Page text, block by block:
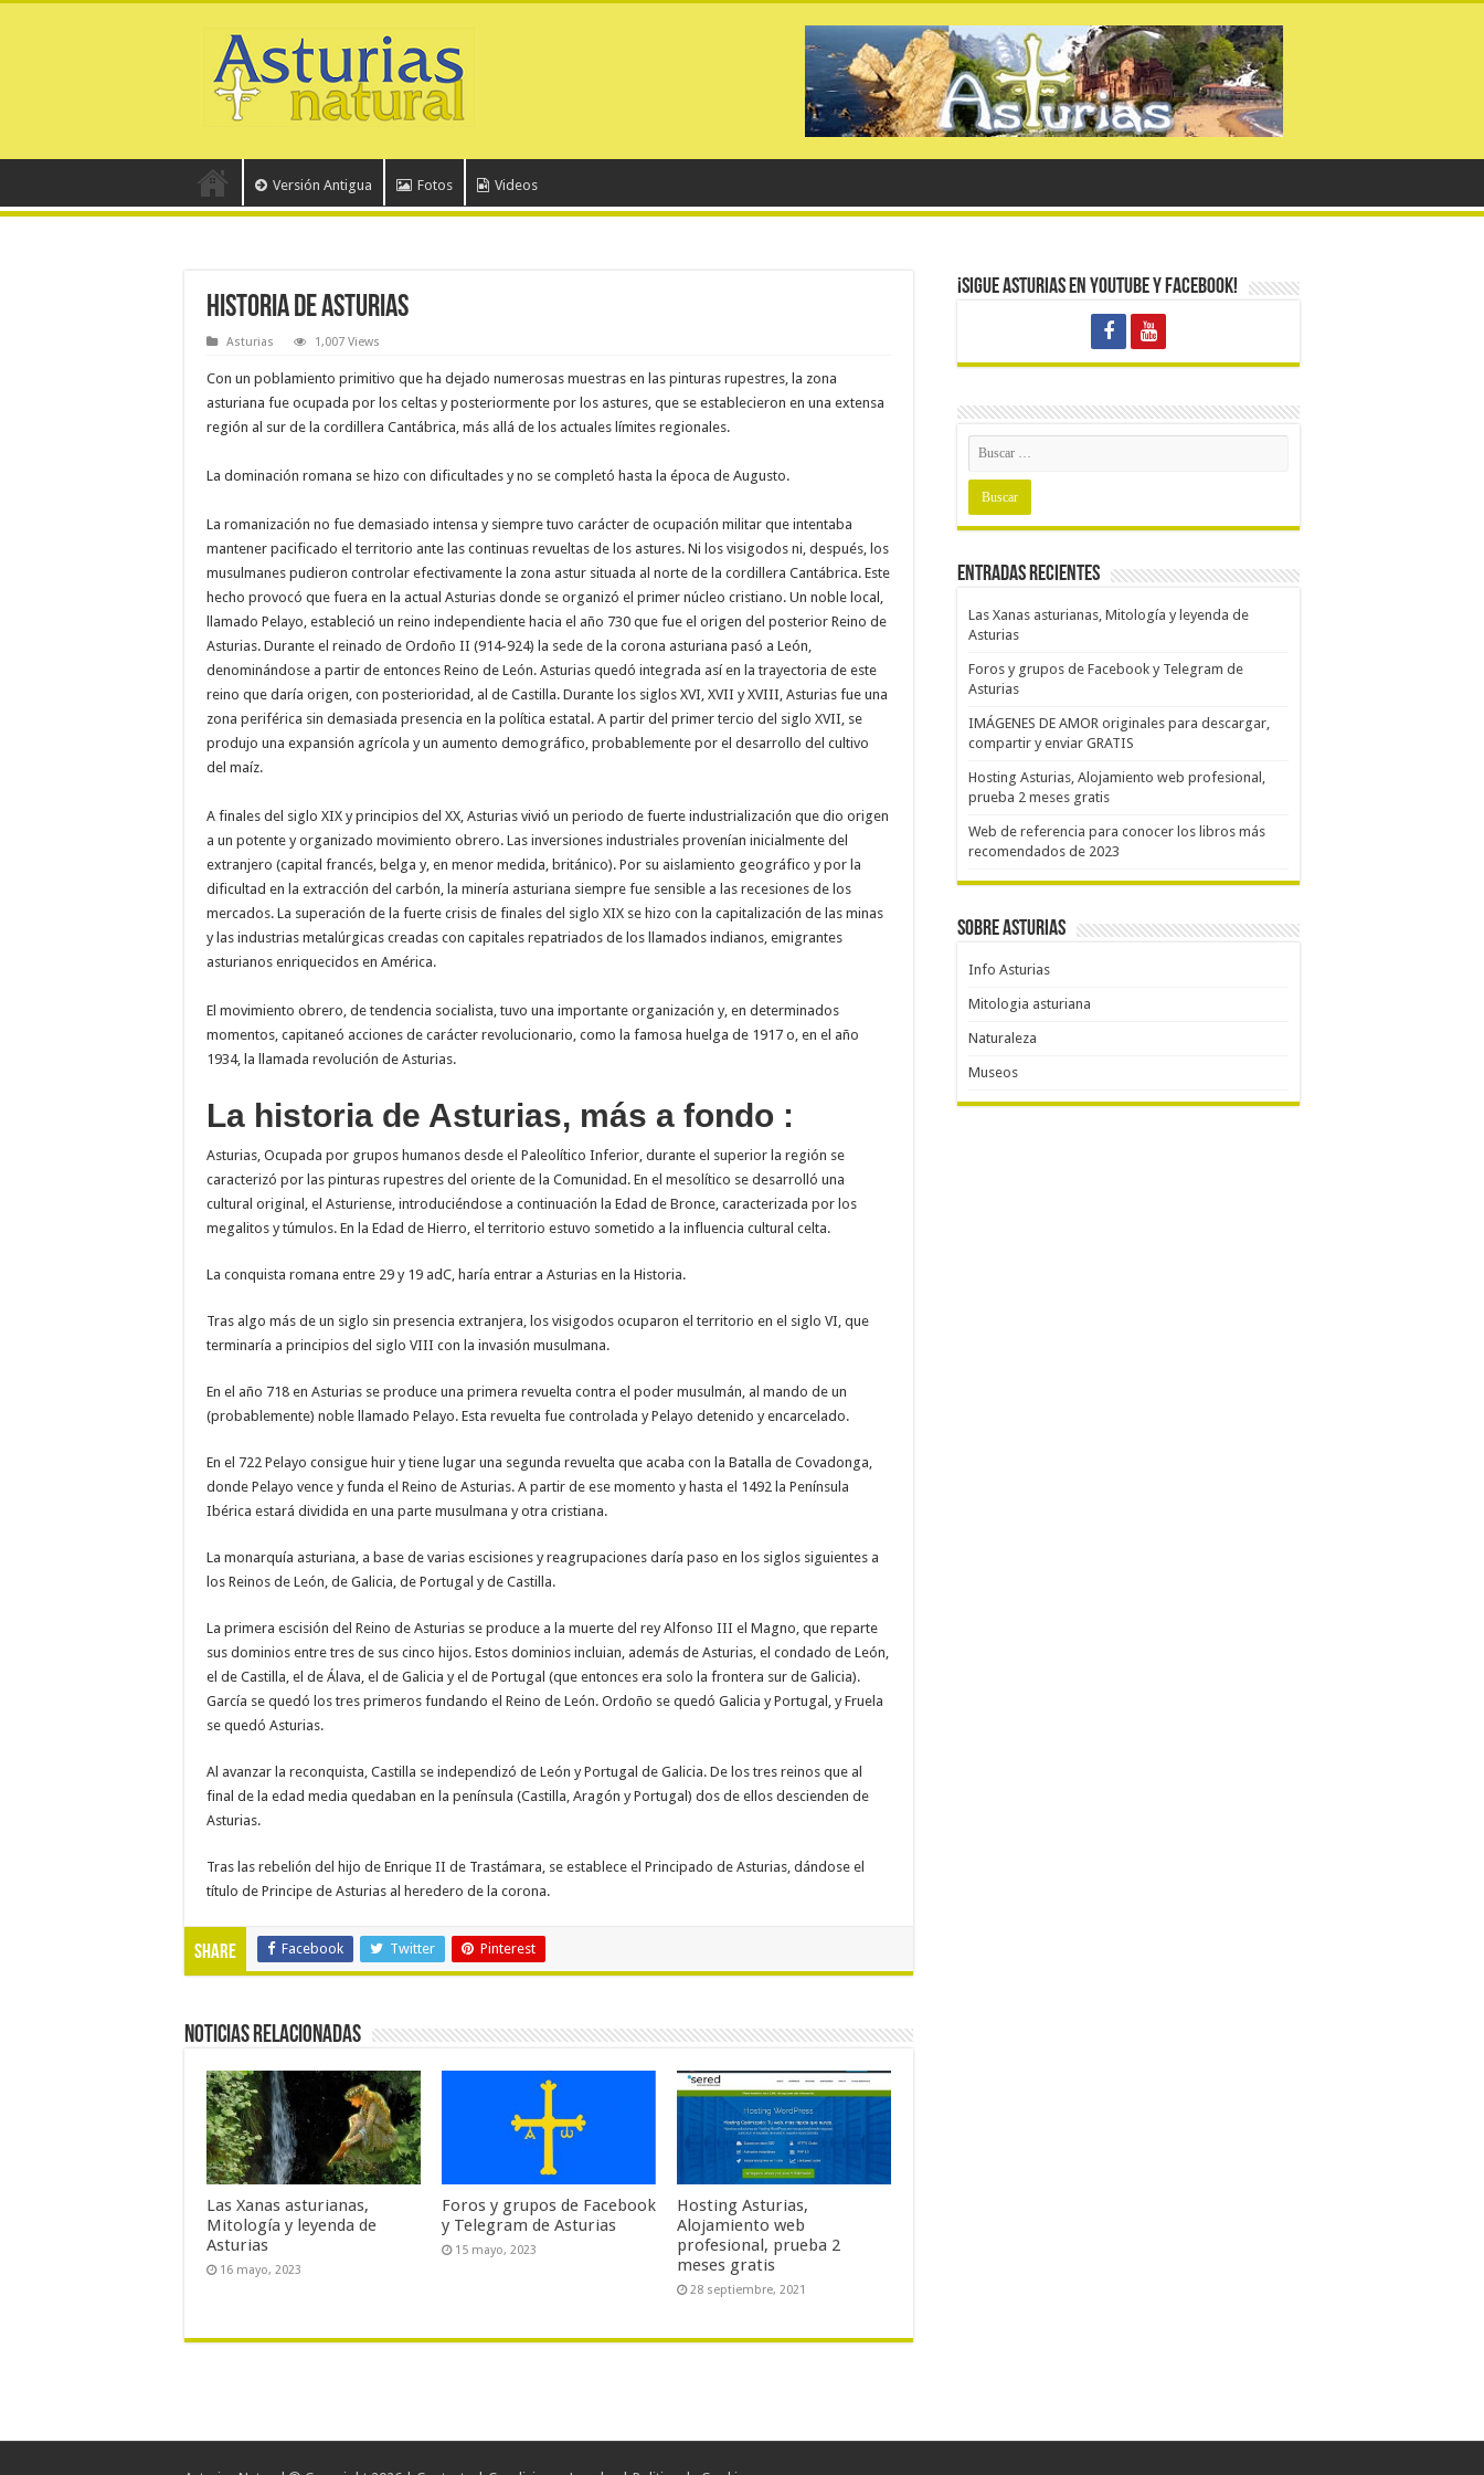
Versión Antigua Fotos Videos
Historia de Asturias
Asturias 1,007 Views
Con un poblamiento primitivo que ha dejado numerosas muestras en las pinturas rupestres, la zona
asturiana fue ocupada por los celtas y posteriormente por los astures, que se establecieron en una extensa
región al sur de la cordillera Cantábrica, más allá de los actuales límites regionales.
La dominación romana se hizo con dificultades y no se completó hasta la época de Augusto.
La romanización no fue demasiado intensa y siempre tuvo carácter de ocupación militar que intentaba
mantener pacificado el territorio ante las continuas revueltas de los astures. Ni los visigodos ni, después, los
musulmanes pudieron controlar efectivamente la zona astur situada al norte de la cordillera Cantábrica. Este
hecho provocó que fuera en la actual Asturias donde se organizó el primer núcleo cristiano. Un noble local,
llamado Pelayo, estableció un reino independiente hacia el año 730 que fue el origen del posterior Reino de
Asturias. Durante el reinado de Ordoño II (914-924) la sede de la corona asturiana pasó a León,
denominándose a partir de entonces Reino de León. Asturias quedó integrada así en la trayectoria de este
reino que daría origen, con posterioridad, al de Castilla. Durante los siglos XVI, XVII y XVIII, Asturias fue una
zona periférica sin demasiada presencia en la política estatal. A partir del primer tercio del siglo XVII, se
produjo una expansión agrícola y un aumento demográfico, probablemente por el desarrollo del cultivo
del maíz.
A finales del siglo XIX y principios del XX, Asturias vivió un periodo de fuerte industrialización que dio origen
a un potente y organizado movimiento obrero. Las inversiones industriales provenían inicialmente del
extranjero (capital francés, belga y, en menor medida, británico). Por su aislamiento geográfico y por la
dificultad en la extracción del carbón, la minería asturiana siempre fue sensible a las recesiones de los
mercados. La superación de la fuerte crisis de finales del siglo XIX se hizo con la capitalización de las minas
y las industrias metalúrgicas creadas con capitales repatriados de los llamados indianos, emigrantes
asturianos enriquecidos en América.
El movimiento obrero, de tendencia socialista, tuvo una importante organización y, en determinados
momentos, capitaneó acciones de carácter revolucionario, como la famosa huelga de 1917 o, en el año
1934, la llamada revolución de Asturias.
La historia de Asturias, más a fondo :
Asturias, Ocupada por grupos humanos desde el Paleolítico Inferior, durante el superior la región se
caracterizó por las pinturas rupestres del oriente de la Comunidad. En el mesolítico se desarrolló una
cultural original, el Asturiense, introduciéndose a continuación la Edad de Bronce, caracterizada por los
megalitos y túmulos. En la Edad de Hierro, el territorio estuvo sometido a la influencia cultural celta.
La conquista romana entre 29 y 19 adC, haría entrar a Asturias en la Historia.
Tras algo más de un siglo sin presencia extranjera, los visigodos ocuparon el territorio en el siglo VI, que
terminaría a principios del siglo VIII con la invasión musulmana.
En el año 718 en Asturias se produce una primera revuelta contra el poder musulmán, al mando de un
(probablemente) noble llamado Pelayo. Esta revuelta fue controlada y Pelayo detenido y encarcelado.
En el 722 Pelayo consigue huir y tiene lugar una segunda revuelta que acaba con la Batalla de Covadonga,
donde Pelayo vence y funda el Reino de Asturias. A partir de ese momento y hasta el 1492 la Península
Ibérica estará dividida en una parte musulmana y otra cristiana.
La monarquía asturiana, a base de varias escisiones y reagrupaciones daría paso en los siglos siguientes a
los Reinos de León, de Galicia, de Portugal y de Castilla.
La primera escisión del Reino de Asturias se produce a la muerte del rey Alfonso III el Magno, que reparte
sus dominios entre tres de sus cinco hijos. Estos dominios incluian, además de Asturias, el condado de León,
el de Castilla, el de Álava, el de Galicia y el de Portugal (que entonces era solo la frontera sur de Galicia).
García se quedó los tres primeros fundando el Reino de León. Ordoño se quedó Galicia y Portugal, y Fruela
se quedó Asturias.
Al avanzar la reconquista, Castilla se independizó de León y Portugal de Galicia. De los tres reinos que al
final de la edad media quedaban en la península (Castilla, Aragón y Portugal) dos de ellos descienden de
Asturias.
Tras las rebelión del hijo de Enrique II de Trastámara, se establece el Principado de Asturias, dándose el
título de Principe de Asturias al heredero de la corona.
Share Facebook Twitter Pinterest
Noticias relacionadas
Las Xanas asturianas,
Mitología y leyenda de
Asturias
16 mayo, 2023
Foros y grupos de Facebook
y Telegram de Asturias
15 mayo, 2023
Hosting Asturias,
Alojamiento web
profesional, prueba 2
meses gratis
28 septiembre, 2021
¡Sigue Asturias en Youtube y Facebook!
Entradas recientes
Las Xanas asturianas, Mitología y leyenda de
Asturias
Foros y grupos de Facebook y Telegram de
Asturias
IMÁGENES DE AMOR originales para descargar,
compartir y enviar GRATIS
Hosting Asturias, Alojamiento web profesional,
prueba 2 meses gratis
Web de referencia para conocer los libros más
recomendados de 2023
Sobre Asturias
Info Asturias
Mitologia asturiana
Naturaleza
Museos